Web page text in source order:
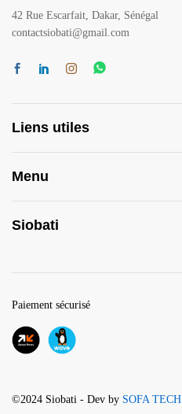
42 Rue Escarfait, Dakar, Sénégal
contactsiobati@gmail.com
Liens utiles
Menu
Siobati
©2024 Siobati - Dev by SOFA TECH
Paiement sécurisé